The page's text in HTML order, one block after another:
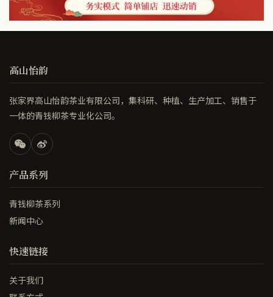
高山怡韵
张家界高山怡韵茶业有限公司，集科研、种植、生产加工、销售于
一体的青钱柳茶专业化公司。
产品系列
青钱柳茶系列
新闻中心
快速链接
关于我们